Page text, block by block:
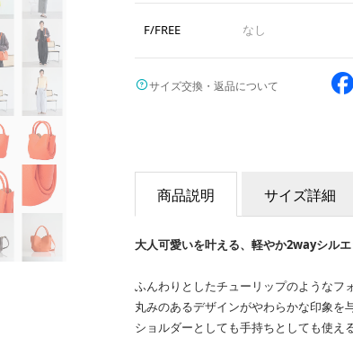
F/FREE なし
サイズ交換・返品について
商品説明 サイズ詳細
大人可愛いを叶える、軽やか2wayシルエ
ふんわりとしたチューリップのようなフ
丸みのあるデザインがやわらかな印象を
ショルダーとしても手持ちとしても使え